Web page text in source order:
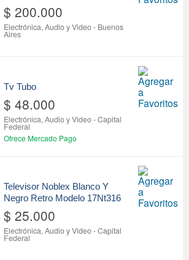
$ 200.000
Electrónica, Audio y Video- Buenos
Aires
Tv Tubo
$ 48.000
Electrónica, Audio y Video-Capital
Federal
Ofrece Mercado Pago
Televisor Noblex Blanco Y
Negro Retro Modelo 17Nt316
$ 25.000
Electrónica, Audio y Video-Capital
Federal